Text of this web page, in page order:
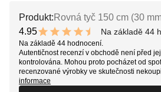
Produkt: Rovná tyč 150 cm (30
4.95
9.9 out of 10 stars
Na základě 44
Na základě 44 hodnocení.
Autentičnost recenzí v obchodě není před
kontrolována. Mohou proto pocházet od
recenzované výrobky ve skutečnosti
informace